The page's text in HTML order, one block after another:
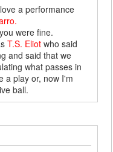
a performance
were fine.
T.S. Eliot who said
and said that we
what passes in
a play or, now I'm
ball.